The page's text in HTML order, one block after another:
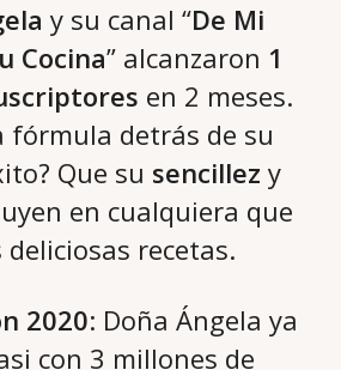
y su canal “De Mi
Cocina” alcanzaron 1
en 2 meses.
fórmula detrás de su
Que su sencillez y
en cualquiera que
deliciosas recetas.
2020: Doña Ángela ya
con 3 millones de